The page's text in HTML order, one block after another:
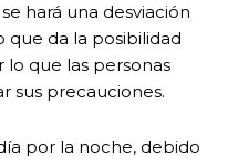
hará una desviación
que da la posibilidad
que las personas
sus precauciones.
por la noche, debido